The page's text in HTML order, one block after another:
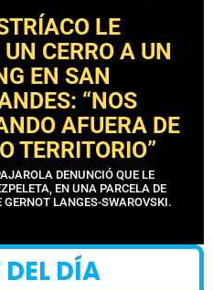
LE
CERRO A UN
EN SAN
“NOS
AFUERA DE
TERRITORIO”
DENUNCIÓ QUE LE
EN UNA PARCELA DE
LANGES-SWAROVSKI.
DÍA